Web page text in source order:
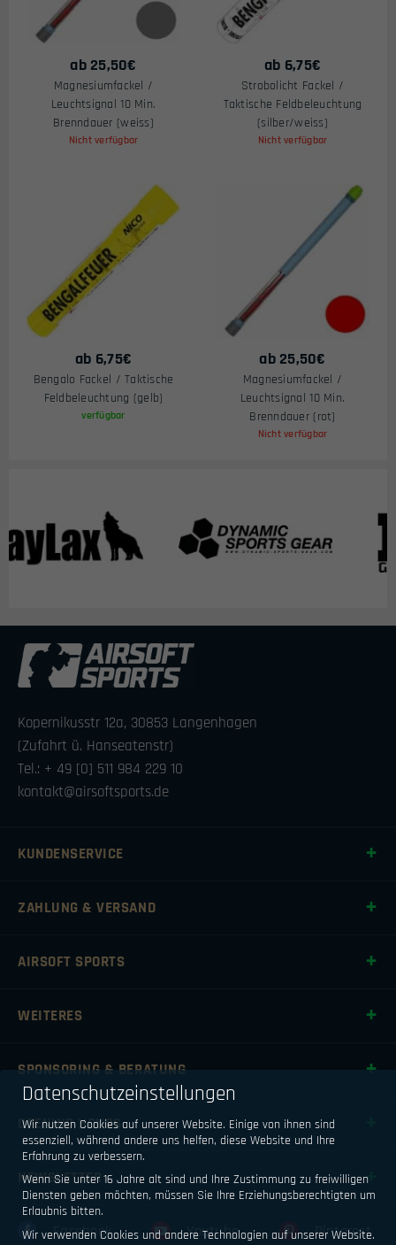
ab 25,50€
Magnesiumfackel /
Leuchtsignal 10 Min.
Brenndauer (weiss)
Nicht verfügbar
ab 6,75€
Strobolicht Fackel /
Taktische Feldbeleuchtung
(silber/weiss)
Nicht verfügbar
ab 6,75€
Bengalo Fackel / Taktische
Feldbeleuchtung (gelb)
verfügbar
ab 25,50€
Magnesiumfackel /
Leuchtsignal 10 Min.
Brenndauer (rot)
Nicht verfügbar
Kopernikusstr 12a, 30853 Langenhagen
(Zufahrt ü. Hanseatenstr)
Tel.: + 49 [0] 511 984 229 10
kontakt@airsoftsports.de
KUNDENSERVICE
ZAHLUNG & VERSAND
AIRSOFT SPORTS
WEITERES
SPONSORING & BERATUNG
OPENING HOURS
NEWSLETTER
Facebook Youtube Pinterest
Datenschutzeinstellungen
Wir nutzen Cookies auf unserer Website. Einige von ihnen sind
essenziell, während andere uns helfen, diese Website und Ihre
Erfahrung zu verbessern.
Wenn Sie unter 16 Jahre alt sind und Ihre Zustimmung zu freiwilligen
Diensten geben möchten, müssen Sie Ihre Erziehungsberechtigten um
Erlaubnis bitten.
Wir verwenden Cookies und andere Technologien auf unserer Website.